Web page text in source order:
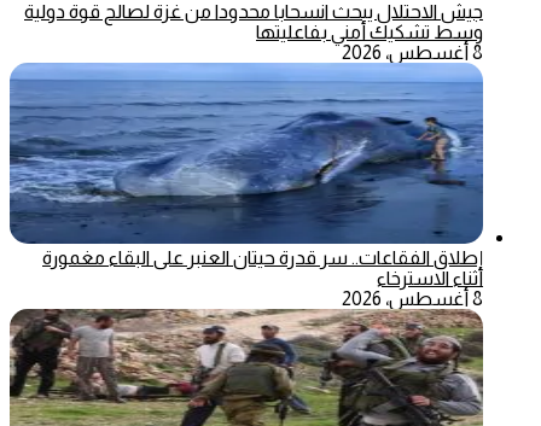
جيش الاحتلال يبحث انسحابا محدودا من غزة لصالح قوة دولية
وسط تشكيك أمني بفاعليتها
8 أغسطس، 2026
إطلاق الفقاعات.. سر قدرة حيتان العنبر على البقاء مغمورة
أثناء الاسترخاء
8 أغسطس، 2026